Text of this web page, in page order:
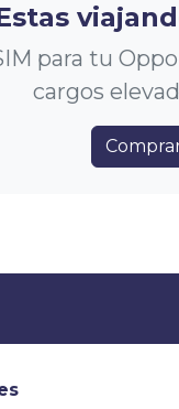
para tu
cargos